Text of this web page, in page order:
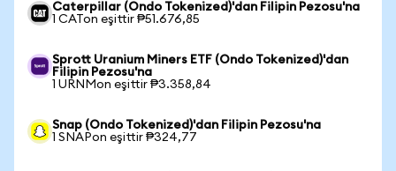
Caterpillar (Ondo Tokenized)'dan Filipin Pezosu'na
1 CATon eşittir ₱51.676,85
Sprott Uranium Miners ETF (Ondo Tokenized)'dan
Filipin Pezosu'na
1 URNMon eşittir ₱3.358,84
Snap (Ondo Tokenized)'dan Filipin Pezosu'na
1 SNAPon eşittir ₱324,77